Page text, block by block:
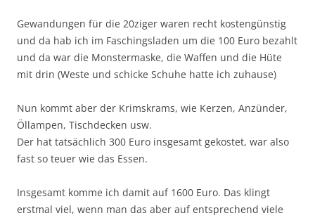
Gewandungen für die 20ziger waren recht kostengünstig
und da hab ich im Faschingsladen um die 100 Euro bezahlt
und da war die Monstermaske, die Waffen und die Hüte
mit drin (Weste und schicke Schuhe hatte ich zuhause)
Nun kommt aber der Krimskrams, wie Kerzen, Anzünder,
Öllampen, Tischdecken usw.
Der hat tatsächlich 300 Euro insgesamt gekostet, war also
fast so teuer wie das Essen.
Insgesamt komme ich damit auf 1600 Euro. Das klingt
erstmal viel, wenn man das aber auf entsprechend viele